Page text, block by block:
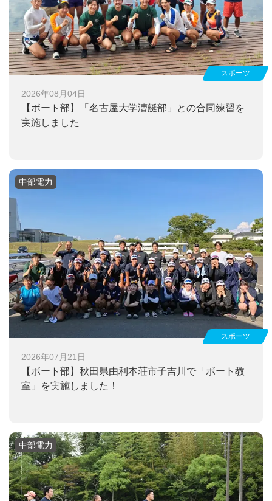
2026年08月04日
【ボート部】
「名古屋大学漕艇部」との合同練習を
実施しました
スポーツ
2026年07月21日
【ボート部】 秋田県由利本荘市子吉川で「ボート教
室」を実施しました！
スポーツ
中部電力
中部電力